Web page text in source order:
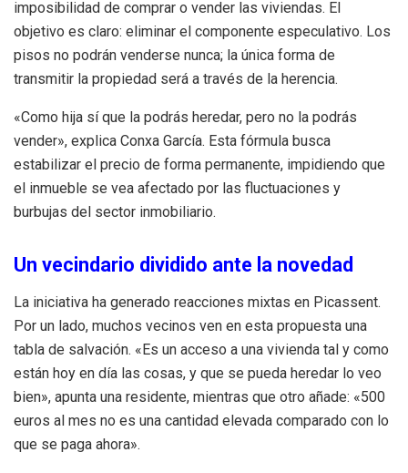
imposibilidad de comprar o vender las viviendas. El
objetivo es claro: eliminar el componente especulativo. Los
pisos no podrán venderse nunca; la única forma de
transmitir la propiedad será a través de la herencia.
«Como hija sí que la podrás heredar, pero no la podrás
vender», explica Conxa García. Esta fórmula busca
estabilizar el precio de forma permanente, impidiendo que
el inmueble se vea afectado por las fluctuaciones y
burbujas del sector inmobiliario.
Un vecindario dividido ante la novedad
La iniciativa ha generado reacciones mixtas en Picassent.
Por un lado, muchos vecinos ven en esta propuesta una
tabla de salvación. «Es un acceso a una vivienda tal y como
están hoy en día las cosas, y que se pueda heredar lo veo
bien», apunta una residente, mientras que otro añade: «500
euros al mes no es una cantidad elevada comparado con lo
que se paga ahora».